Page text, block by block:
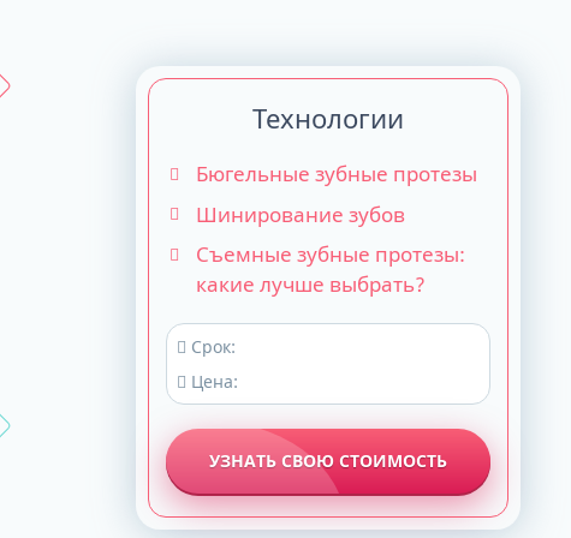
Технологии
Бюгельные зубные протезы
Шинирование зубов
Съемные зубные протезы:
какие лучше выбрать?
Срок:
Цена:
УЗНАТЬ СВОЮ СТОИМОСТЬ